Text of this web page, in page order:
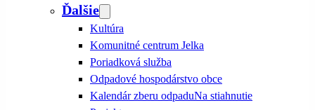
Ďalšie
Kultúra
Komunitné centrum Jelka
Poriadková služba
Odpadové hospodárstvo obce
Kalendár zberu odpaduNa stiahnutie